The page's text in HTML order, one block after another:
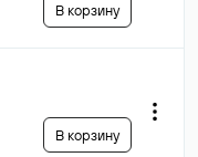
В корзину
В корзину